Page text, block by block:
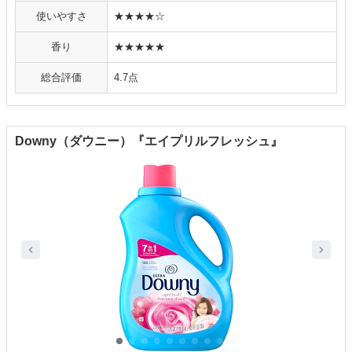
使いやすさ ★★★★☆
香り ★★★★★
総合評価 4.7点
Downy（ダウニー）『エイプリルフレッシュ』